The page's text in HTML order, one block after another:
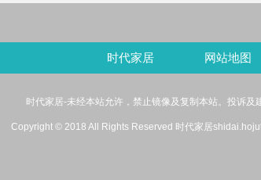
时代家居 网站地图
时代家居-未经本站允许，禁止镜像及复制本站。投诉
Copyright © 2018 All Rights Reserved 时代家居